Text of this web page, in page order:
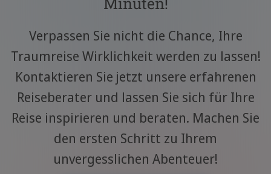
Verpassen Sie nicht die Chance, Ihre
Traumreise Wirklichkeit werden zu lassen!
Kontaktieren Sie jetzt unsere erfahrenen
Reiseberater und lassen Sie sich für Ihre
Reise inspirieren und beraten. Machen Sie
den ersten Schritt zu Ihrem
unvergesslichen Abenteuer!